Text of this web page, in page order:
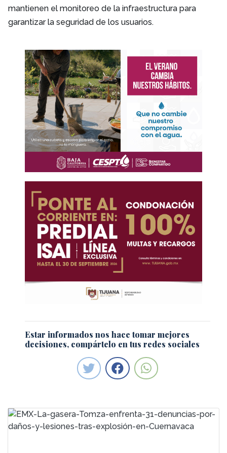
mantienen el monitoreo de la infraestructura para
garantizar la seguridad de los usuarios.
Estar informados nos hace tomar mejores
decisiones, compártelo en tus redes sociales